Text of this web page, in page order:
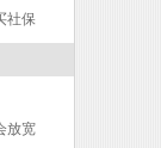
社保
放宽